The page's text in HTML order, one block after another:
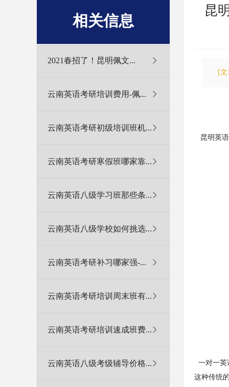
相关信息
2021春招了！昆明佩文...
云南英语考研培训费用-佩...
云南英语考研初级培训班机...
云南英语考研寒假班哪家靠...
云南英语八级学习班那些条...
云南英语八级学校如何挑选...
云南英语考研补习哪家强-...
云南英语考研培训周末班有...
云南英语考研培训速成班费...
云南英语八级考级辅导价格...
昆
[
昆明英语
一对一英
这种传统